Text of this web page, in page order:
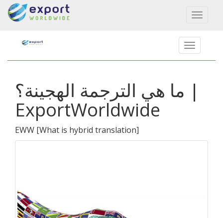
Toggle
ما هي الترجمة الهجينة؟ |
ExportWorldwide
EWW [What is hybrid translation]